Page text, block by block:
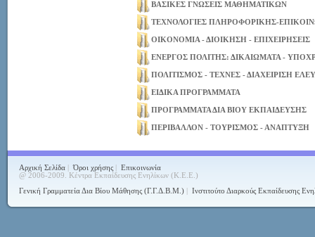
ΒΑΣΙΚΕΣ ΓΝΩΣΕΙΣ ΜΑΘΗΜΑΤΙΚΩΝ
ΤΕΧΝΟΛΟΓΙΕΣ ΠΛΗΡΟΦΟΡΙΚΗΣ-
ΟΙΚΟΝΟΜΙΑ - ΔΙΟΙΚΗΣΗ - ΕΠΙΧΕΙΡΗΣΕΙΣ
ΕΝΕΡΓΟΣ ΠΟΛΙΤΗΣ: ΔΙΚΑΙΩΜΑΤΑ -
ΠΟΛΙΤΙΣΜΟΣ - ΤΕΧΝΕΣ - ΔΙΑΧΕΙΡΙΣΗ
ΕΙΔΙΚΑ ΠΡΟΓΡΑΜΜΑΤΑ
ΠΡΟΓΡΑΜΜΑΤΑ ΔΙΑ ΒΙΟΥ ΕΚΠΑΙΔΕΥΣΗΣ
ΠΕΡΙΒΑΛΛΟΝ - ΤΟΥΡΙΣΜΟΣ - ΑΝΑΠΤΥΞΗ
Αρχική Σελίδα |Όροι χρήσης
Επικοινωνία
@ 2006-2009. Κέντρα Εκπαίδευσης Ενηλίκων (Κ.Ε.Ε.)
Γενική Γραμματεία Δια Βίου Μάθησης (Γ.Γ.Δ.Β.Μ.)
Ινστιτούτο Διαρκούς Εκπαίδευσης